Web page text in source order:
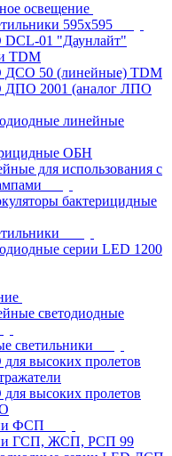
освещение
595x595
DCL-01 "Даунлайт"
TDM
ДСО 50 (линейные) TDM
ДПО 2001 (аналог ЛПО
линейные
ОБН
для использования с
бактерицидные
серии LED 1200
светодиодные
светильники
высоких пролетов
высоких пролетов
ФСП
ГСП, ЖСП, РСП 99